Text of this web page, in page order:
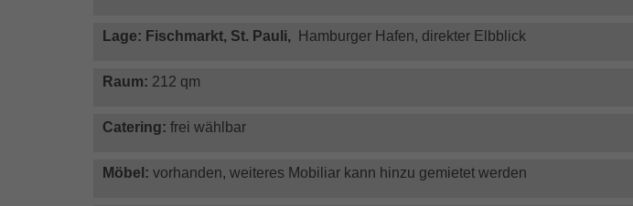
Lage: Fischmarkt, St. Pauli, Hamburger Hafen, direkter Elbblick
Raum: 212 qm
Catering: frei wählbar
Möbel: vorhanden, weiteres Mobiliar kann hinzu gemietet werden